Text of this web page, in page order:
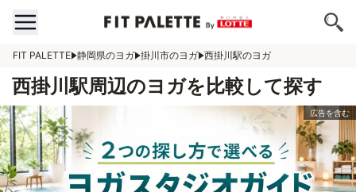
FIT PALETTE 静岡県のヨガ 掛川市のヨガ 西掛川駅のヨガ
西掛川駅周辺のヨガを比較して探す